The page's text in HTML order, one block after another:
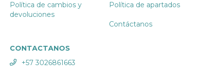
Política de cambios y
devoluciones
Política de apartados
Contáctanos
CONTACTANOS
+57 3026861663